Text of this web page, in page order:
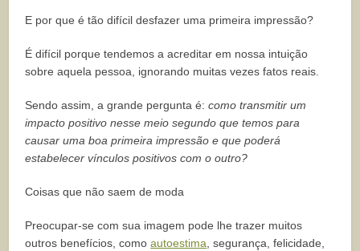
E por que é tão difícil desfazer uma primeira impressão?
É difícil porque tendemos a acreditar em nossa intuição
sobre aquela pessoa, ignorando muitas vezes fatos reais.
Sendo assim, a grande pergunta é:como transmitir um
impacto positivo nesse meio segundo que temos para
causar uma boa primeira impressão e que poderá
estabelecer vínculos positivos com o outro?
Coisas que não saem de moda
Preocupar-se com sua imagem pode lhe trazer muitos
outros benefícios, comoautoestima , segurança, felicidade,